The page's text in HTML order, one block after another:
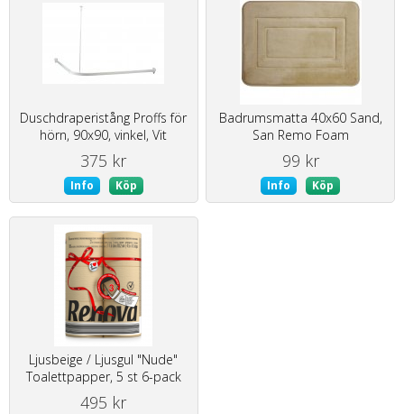
Duschdraperistång Proffs för
hörn, 90x90, vinkel, Vit
375 kr
Info Köp
Badrumsmatta 40x60 Sand,
San Remo Foam
99 kr
Info Köp
Ljusbeige / Ljusgul "Nude"
Toalettpapper, 5 st 6-pack
495 kr